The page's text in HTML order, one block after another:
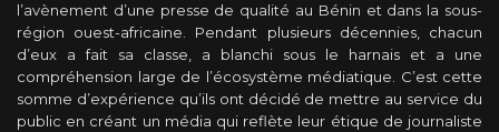
l’avènement d’une presse de qualité au Bénin et dans la sous-
région ouest-africaine. Pendant plusieurs décennies, chacun
d’eux a fait sa classe, a blanchi sous le harnais et a une
compréhension large de l’écosystème médiatique. C’est cette
somme d’expérience qu’ils ont décidé de mettre au service du
public en créant un média qui reflète leur étique de journaliste